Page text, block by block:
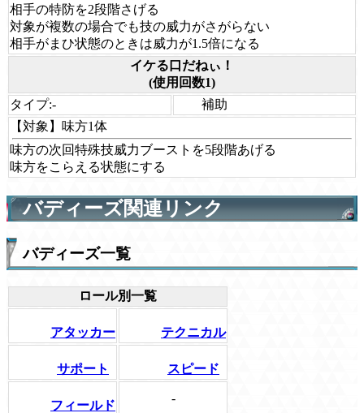
相手の特防を2段階さげる
対象が複数の場合でも技の威力がさがらない
相手がまひ状態のときは威力が1.5倍になる
イケる口だねぃ！
(使用回数1)
タイプ:-
補助
【対象】 味方1体
味方の次回特殊技威力ブーストを5段階あげる
味方をこらえる状態にする
バディーズ関連リンク
バディーズ一覧
ロール別一覧
アタッカー テクニカル
サポート スピード
フィールド -